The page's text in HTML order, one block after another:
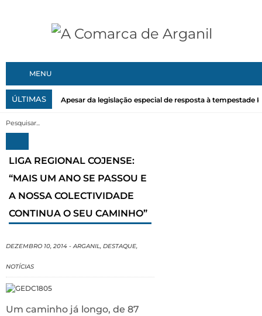
MENU
ÚLTIMAS Apesar da legislação especial de resposta à tempestade
LIGA REGIONAL COJENSE:
“MAIS UM ANO SE PASSOU E
A NOSSA COLECTIVIDADE
CONTINUA O SEU CAMINHO”
DEZEMBRO 10, 2014 -ARGANIL, DESTAQUE,
NOTÍCIAS
Um caminho já longo, de 87